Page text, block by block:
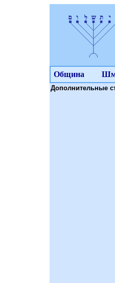
Община
Дополнительные